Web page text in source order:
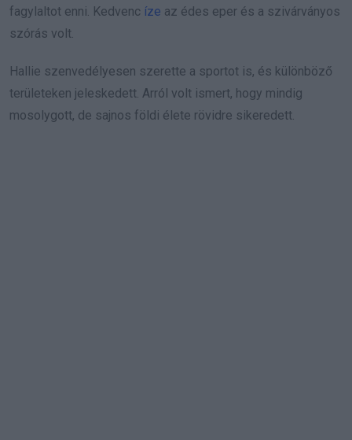
fagylaltot enni. Kedvenc íze az édes eper és a szivárványos
szórás volt.
Hallie szenvedélyesen szerette a sportot is, és különböző
területeken jeleskedett. Arról volt ismert, hogy mindig
mosolygott, de sajnos földi élete rövidre sikeredett.